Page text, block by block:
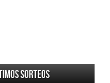
sorteos